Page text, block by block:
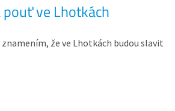
pouť ve Lhotkách
znamením, že ve Lhotkách budou slavit